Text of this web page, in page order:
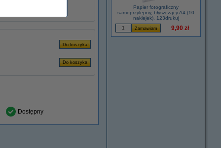
Dostępny
Papier fotograficzny
samoprzylepny, błyszczący A4 (10
naklejek), 123drukuj
9,90 zł